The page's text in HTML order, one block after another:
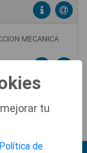
MECANICA
tu
Política de